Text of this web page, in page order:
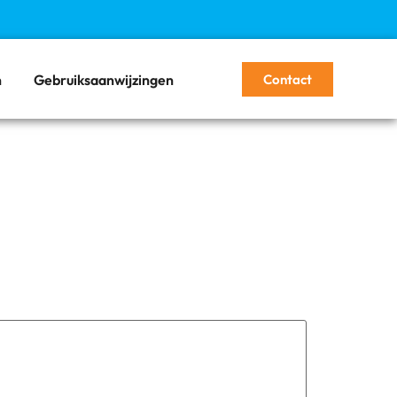
Gebruiksaanwijzingen Contact